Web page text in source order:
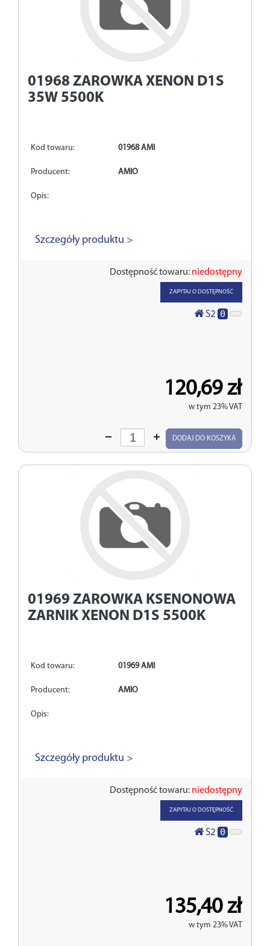
01968 ZAROWKA XENON D1S
35W 5500K
Kod towaru: 01968 AMI
Producent: AMIO
Opis:
Szczegóły produktu >
Dostępność towaru: niedostępny
ZAPYTAJ O DOSTĘPNOŚĆ
S2 0
120,69 zł
w tym 23% VAT
Wprowadź
DODAJ DO KOSZYKA
01969 ZAROWKA KSENONOWA
ZARNIK XENON D1S 5500K
Kod towaru: 01969 AMI
Producent: AMIO
Opis:
Szczegóły produktu >
Dostępność towaru: niedostępny
ZAPYTAJ O DOSTĘPNOŚĆ
S2 0
135,40 zł
w tym 23% VAT